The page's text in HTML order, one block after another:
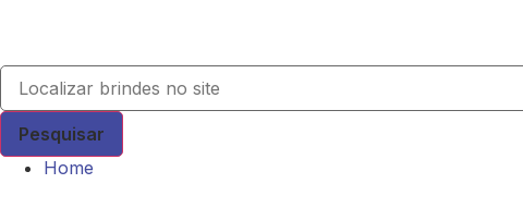
Pesquisar
Home